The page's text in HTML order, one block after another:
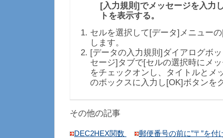
[入力規則]でメッセージを入力
トを表示する。
セルを選択して[データ]メニュー
します。
[データの入力規則]ダイアログボ
セージ]タブで[セルの選択時にメ
をチェックオンし、タイトルとメ
のボックスに入力し[OK]ボタンを
その他の記事
DEC2HEX関数
郵便番号の前に”〒”を